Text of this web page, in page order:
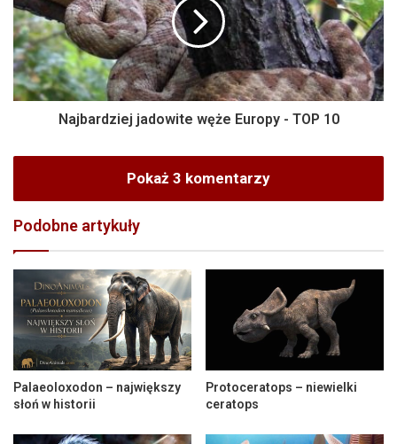
Najbardziej jadowite węże Europy - TOP 10
Pokaż 3 komentarzy
Podobne artykuły
Palaeoloxodon – największy
słoń w historii
Protoceratops – niewielki
ceratops